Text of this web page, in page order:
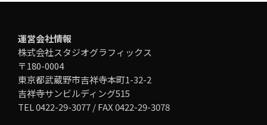
運営会社情報
株式会社スタジオグラフィックス
〒180-0004
東京都武蔵野市吉祥寺本町1-32-2
吉祥寺サンビルディング515
TEL 0422-29-3077 / FAX 0422-29-3078